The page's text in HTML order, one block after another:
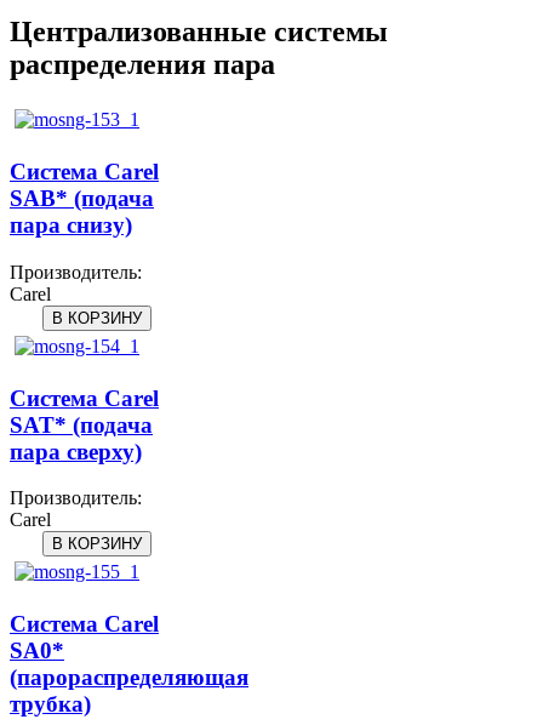
Централизованные системы
распределения пара
Система Carel
SAB* (подача
пара снизу)
Производитель:
Carel
Система Carel
SAT* (подача
пара сверху)
Производитель:
Carel
Система Carel
SA0*
(парораспределяющая
трубка)